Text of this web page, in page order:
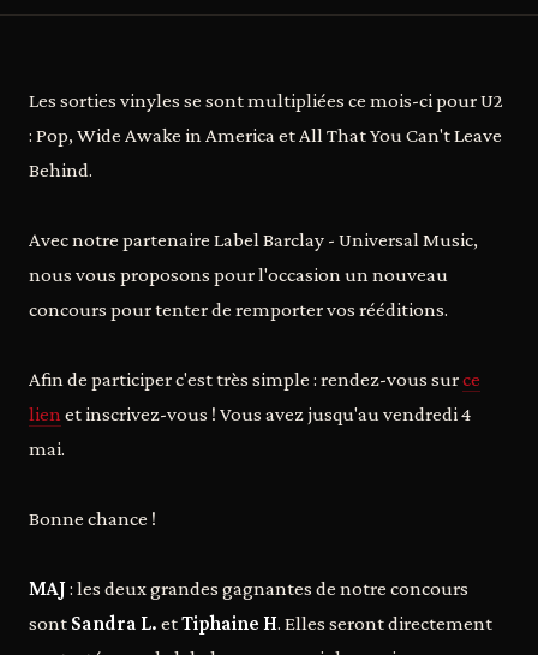
Les sorties vinyles se sont multipliées ce mois-ci pour U2
: Pop, Wide Awake in America et All That You Can't Leave
Behind.
Avec notre partenaire Label Barclay - Universal Music,
nous vous proposons pour l'occasion un nouveau
concours pour tenter de remporter vos rééditions.
Afin de participer c'est très simple : rendez-vous surce
lienet inscrivez-vous ! Vous avez jusqu'au vendredi 4
mai.
Bonne chance !
MAJ: les deux grandes gagnantes de notre concours
sont Sandra L. etTiphaine H. Elles seront directement